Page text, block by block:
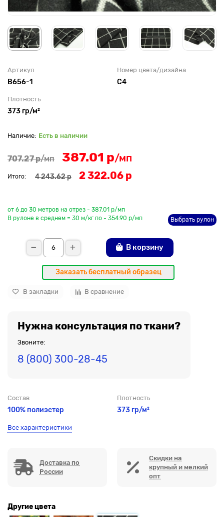
Артикул
B656-1
Номер цвета/дизайна
С4
Плотность
373 гр/м²
Есть в наличии
707.27 р/мп 387.01 р/мп
Итого: 4 243.62 р 2 322.06 р
от 6 до 30 метров на отрез - 387.01 р/мп
В рулоне в среднем = 30 м/кг по - 354.90 р/мп
Выбрать рулон
В корзину
Заказать бесплатный образец
В закладки В сравнение
Нужна консультация по ткани?
Звоните:
8 (800) 300-28-45
Состав
100% полиэстер
Плотность
373 гр/м²
Все характеристики
Доставка по
России
Скидки на
крупный и мелкий
опт
Другие цвета